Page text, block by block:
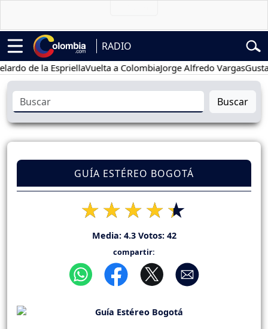
RADIO
de la EspriellaVuelta a ColombiaJorge Alfredo VargasGustavo
Buscar
GUÍA ESTÉREO BOGOTÁ
Media: 4.3Votos: 42
compartir: